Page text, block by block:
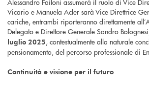
Alessandro Failoni assumerà il ruolo di Vice
Vicario e Manuela Acler sarà Vice Direttrice
cariche, entrambi riporteranno direttamente
Delegato e Direttore Generale Sandro
luglio 2025, contestualmente alla naturale
pensionamento, del percorso professionale di
Continuità e visione per il futuro